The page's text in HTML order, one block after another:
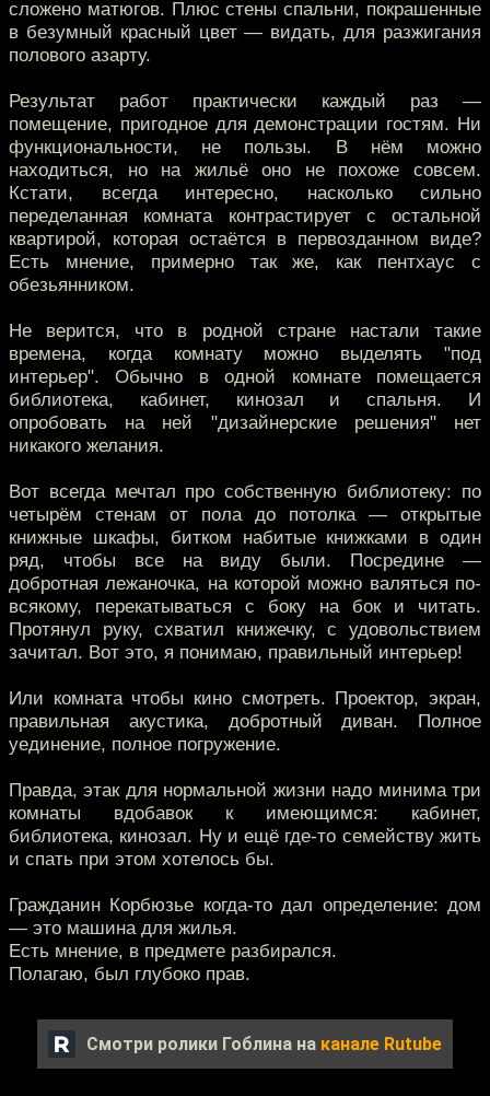
сложено матюгов. Плюс стены спальни, покрашенные
в безумный красный цвет — видать, для разжигания
полового азарту.
Результат работ практически каждый раз —
помещение, пригодное для демонстрации гостям. Ни
функциональности, не пользы. В нём можно
находиться, но на жильё оно не похоже совсем.
Кстати, всегда интересно, насколько сильно
переделанная комната контрастирует с остальной
квартирой, которая остаётся в первозданном виде?
Есть мнение, примерно так же, как пентхаус с
обезьянником.
Не верится, что в родной стране настали такие
времена, когда комнату можно выделять "под
интерьер". Обычно в одной комнате помещается
библиотека, кабинет, кинозал и спальня. И
опробовать на ней "дизайнерские решения" нет
никакого желания.
Вот всегда мечтал про собственную библиотеку: по
четырём стенам от пола до потолка — открытые
книжные шкафы, битком набитые книжками в один
ряд, чтобы все на виду были. Посредине —
добротная лежаночка, на которой можно валяться по-
всякому, перекатываться с боку на бок и читать.
Протянул руку, схватил книжечку, с удовольствием
зачитал. Вот это, я понимаю, правильный интерьер!
Или комната чтобы кино смотреть. Проектор, экран,
правильная акустика, добротный диван. Полное
уединение, полное погружение.
Правда, этак для нормальной жизни надо минима три
комнаты вдобавок к имеющимся: кабинет,
библиотека, кинозал. Ну и ещё где-то семейству жить
и спать при этом хотелось бы.
Гражданин Корбюзье когда-то дал определение: дом
— это машина для жилья.
Есть мнение, в предмете разбирался.
Полагаю, был глубоко прав.
Смотри ролики Гоблина на канале Rutube